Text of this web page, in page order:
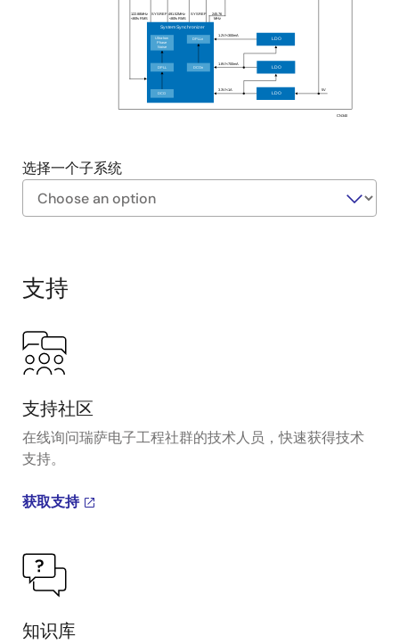
CN340
122.88MHz
<80fs RMS
SYSREF 491.52MHz
<80fs RMS
245.76
MHz
1.2V/<300mA
5V
SYSREF
1.8V/<700mA
3.3V/<1A
LDO
LDO
LDO
System Synchronizer
Ultra-low
Phase
Noise
DPLLn
DPLL
DCO
DCOn
选择一个子系统
Diagram
支持
支持社区
在线询问瑞萨电子工程社群的技术人员，快速获得技术
支持。
获取支持
知识库